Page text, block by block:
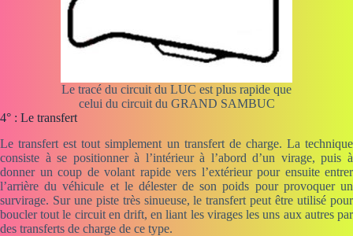
Le tracé du circuit du LUC est plus rapide que
celui du circuit du GRAND SAMBUC
4° : Le transfert
Le transfert est tout simplement un transfert de charge. La technique
consiste à se positionner à l’intérieur à l’abord d’un virage, puis à
donner un coup de volant rapide vers l’extérieur pour ensuite entrer
l’arrière du véhicule et le délester de son poids pour provoquer un
survirage. Sur une piste très sinueuse, le transfert peut être utilisé pour
boucler tout le circuit en drift, en liant les virages les uns aux autres par
des transferts de charge de ce type.